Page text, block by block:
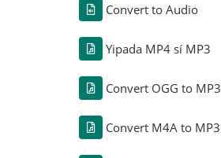
Convert to Audio
Yipada MP4 sí MP3
Convert OGG to MP3
Convert M4A to MP3